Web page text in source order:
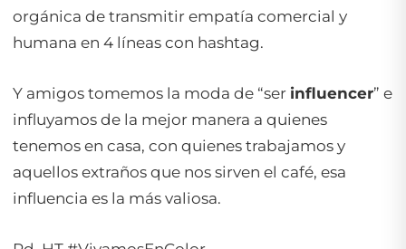
orgánica de transmitir empatía comercial y
humana en 4 líneas con hashtag.
Y amigos tomemos la moda de “ser influencer” e
influyamos de la mejor manera a quienes
tenemos en casa, con quienes trabajamos y
aquellos extraños que nos sirven el café, esa
influencia es la más valiosa.